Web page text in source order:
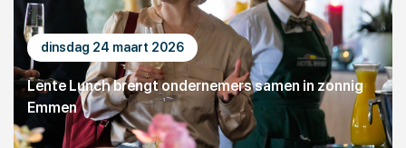
dinsdag 24 maart 2026
Lente Lunch brengt ondernemers samen in zonnig
Emmen